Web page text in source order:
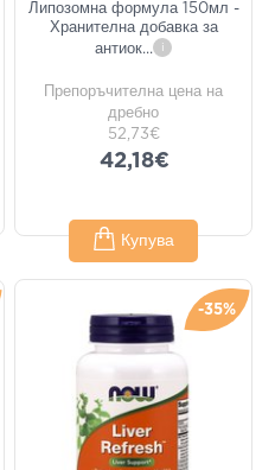
Липозомна формула 150мл -
Хранителна добавка за
антиок... i
Препоръчителна цена на
дребно
52,73€
42,18€
Купува
-35%